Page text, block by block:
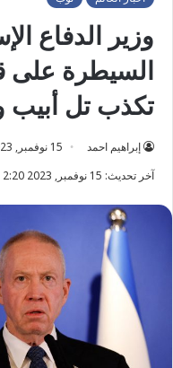
وزير الدفاع
السيطرة
تكذب تل أبيب
إبراهيم احمد
15 نوفمبر, 2023 2:20 ص
آخر تحديث: 15 نوفمبر, 2023 2:20 ص